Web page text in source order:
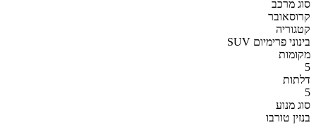
סוג מרכב
קרוסאובר
קטגוריה
SUV בינוני פרימיום
מקומות
5
דלתות
5
סוג מנוע
בנזין טורבו